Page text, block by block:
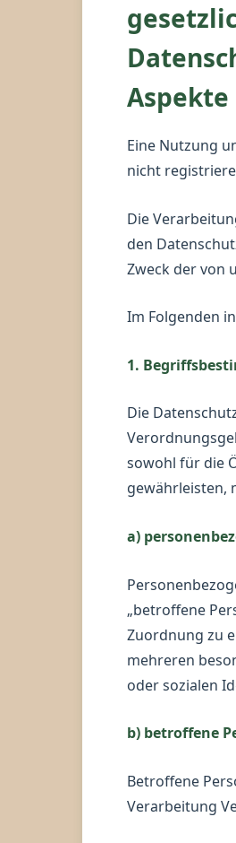
Eine Nutzung
nicht
Die
den
Zweck der von
Im Folgenden
1.
Die
sowohl für die
gewährleisten,
a)
„betroffene
Zuordnung zu
mehreren
oder sozialen
b) betroffene
Betroffene
Verarbeitung